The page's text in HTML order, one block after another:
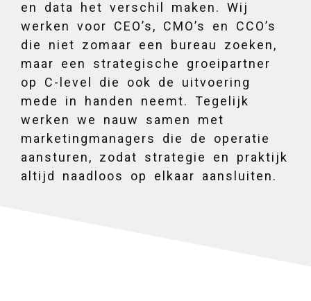
en data het verschil maken. Wij
werken voor CEO’s, CMO’s en CCO’s
die niet zomaar een bureau zoeken,
maar een strategische groeipartner
op C-level die ook de uitvoering
mede in handen neemt. Tegelijk
werken we nauw samen met
marketingmanagers die de operatie
aansturen, zodat strategie en praktijk
altijd naadloos op elkaar aansluiten.